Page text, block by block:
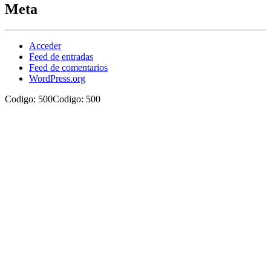
Meta
Acceder
Feed de entradas
Feed de comentarios
WordPress.org
Codigo: 500Codigo: 500